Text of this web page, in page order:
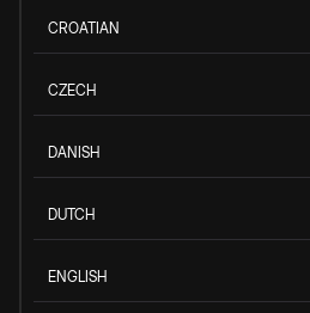
CROATIAN
CZECH
DANISH
DUTCH
ENGLISH